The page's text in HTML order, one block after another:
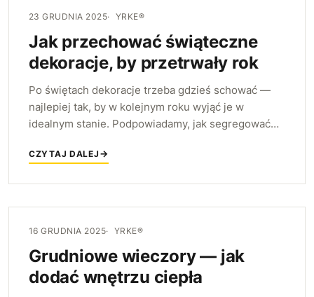
23 GRUDNIA 2025 YRKE®
Jak przechować świąteczne
dekoracje, by przetrwały rok
Po świętach dekoracje trzeba gdzieś schować —
najlepiej tak, by w kolejnym roku wyjąć je w
idealnym stanie. Podpowiadamy, jak segregować
te najbardziej kruche.
CZYTAJ DALEJ
16 GRUDNIA 2025 YRKE®
Grudniowe wieczory — jak
dodać wnętrzu ciepła